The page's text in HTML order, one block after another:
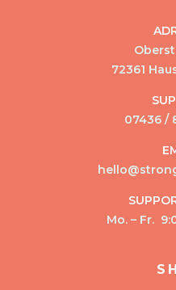
72361
07436 /
Mo. – Fr.